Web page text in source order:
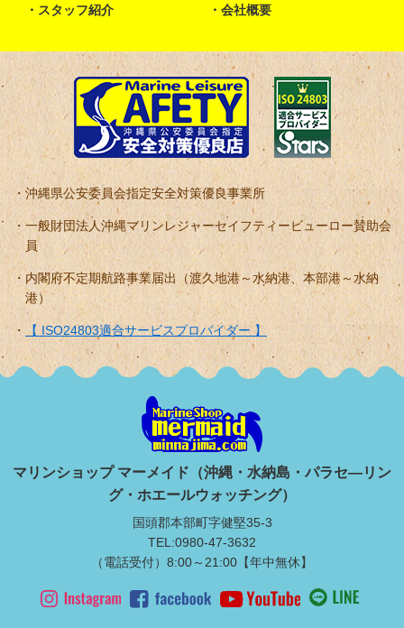
スタッフ紹介 会社概要
沖縄県公安委員会指定安全対策優良事業所
一般財団法人沖縄マリンレジャーセイフティービューロー賛助会
員
内閣府不定期航路事業届出（渡久地港～水納港、本部港～水納
港）
【 ISO24803適合サービスプロバイダー 】
マリンショップ マーメイド（沖縄・水納島・パラセ―リン
グ・ホエールウォッチング）
国頭郡本部町字健堅35-3
TEL:0980-47-3632
（電話受付）8:00～21:00【年中無休】